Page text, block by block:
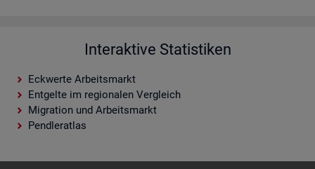
Interaktive Statistiken
Eckwerte Arbeitsmarkt
Entgelte im regionalen Vergleich
Migration und Arbeitsmarkt
Pendleratlas